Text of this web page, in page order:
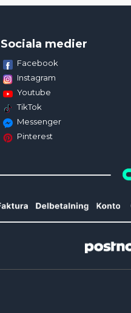
Sociala medier
Facebook
Instagram
Youtube
TikTok
Messenger
Pinterest